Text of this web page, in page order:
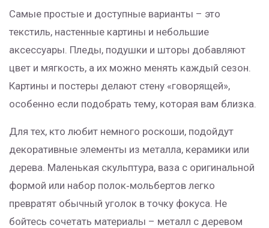
Самые простые и доступные варианты – это
текстиль, настенные картины и небольшие
аксессуары. Пледы, подушки и шторы добавляют
цвет и мягкость, а их можно менять каждый сезон.
Картины и постеры делают стену «говорящей»,
особенно если подобрать тему, которая вам близка.
Для тех, кто любит немного роскоши, подойдут
декоративные элементы из металла, керамики или
дерева. Маленькая скульптура, ваза с оригинальной
формой или набор полок‑мольбертов легко
превратят обычный уголок в точку фокуса. Не
бойтесь сочетать материалы – металл с деревом